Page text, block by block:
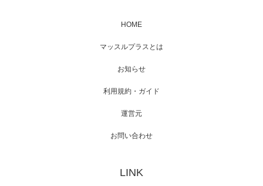
映画「メカバース」舞台挨拶へマッスルプラ
【TV】NHK BS「COOL JAPAN 」にてマッス
HOME
マッスルプラスとは
お知らせ
利用規約・ガイド
運営元
お問い合わせ
LINK